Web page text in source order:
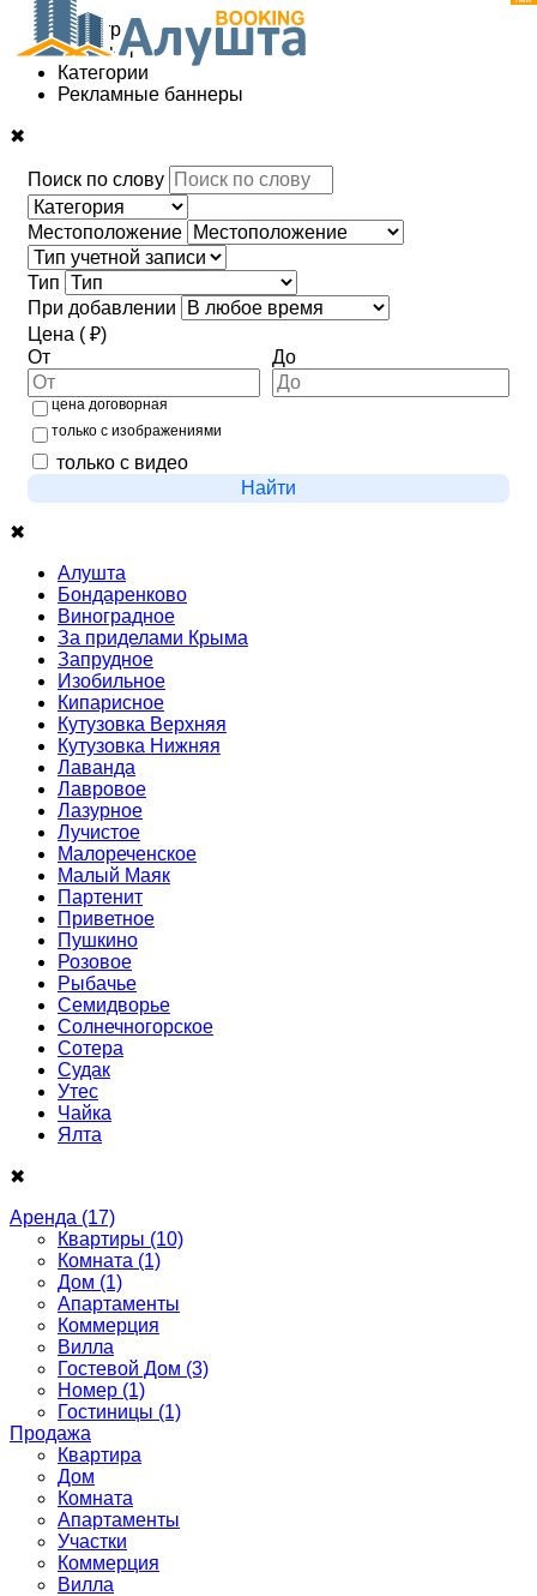
Фильтр
Регионы
Категории
Рекламные баннеры
✖
Поиск по слову
Местоположение
Тип
При добавлении
Цена ( ₽)
От
До
цена договорная
только с изображениями
только с видео
Найти
✖
Алушта
Бондаренково
Виноградное
За приделами Крыма
Запрудное
Изобильное
Кипарисное
Кутузовка Верхняя
Кутузовка Нижняя
Лаванда
Лавровое
Лазурное
Лучистое
Малореченское
Малый Маяк
Партенит
Приветное
Пушкино
Розовое
Рыбачье
Семидворье
Солнечногорское
Сотера
Судак
Утес
Чайка
Ялта
✖
Аренда (17)
Квартиры (10)
Комната (1)
Дом (1)
Апартаменты
Коммерция
Вилла
Гостевой Дом (3)
Номер (1)
Гостиницы (1)
Продажа
Квартира
Дом
Комнатa
Апартаменты
Участки
Коммерция
Виллa